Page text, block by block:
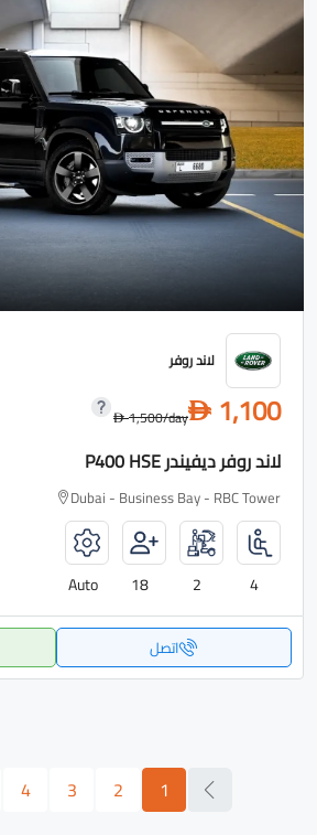
لاند روفر
D 1,100
D1,500/day
لاند روفر ديفيندر P400 HSE
Dubai - Business Bay - RBC Tower
4
2
18
Auto
اتصل
1
2
3
4